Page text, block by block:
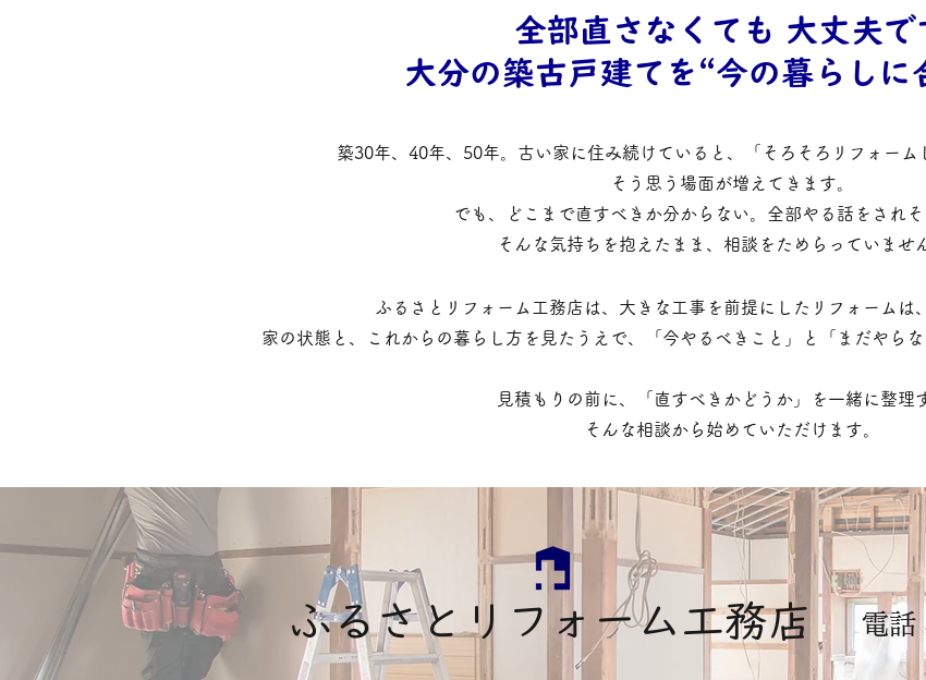
全部直さなくても 大丈夫で
大分の築古戸建てを“今の暮らしに
築30年、40年、50年。古い家に住み続けていると、「そろそろリフォーム
そう思う場面が増えてきます。
でも、どこまで直すべきか分からない。全部やる話をされそ
そんな気持ちを抱えたまま、相談をためらっていませ
ふるさとリフォーム工務店は、大きな工事を前提にしたリフォームは
家の状態と、これからの暮らし方を見たうえで、「今やるべきこと」と「まだやら
見積もりの前に、「直すべきかどうか」を一緒に整理
そんな相談から始めていただけます。
ふるさとリフォーム工務店 電話